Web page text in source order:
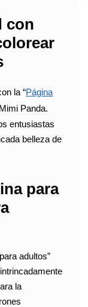
con
la “Página
Panda.
entusiastas
belleza de
para
adultos”
la